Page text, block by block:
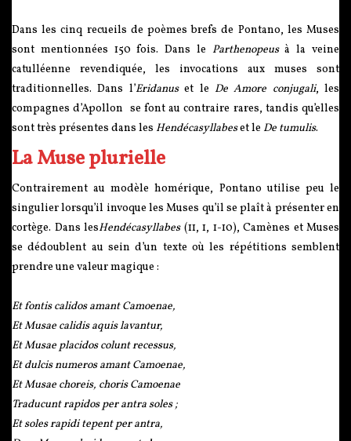
Dans les cinq recueils de poèmes brefs de Pontano, les Muses
sont mentionnées 150 fois. Dans le Parthenopeusà la veine
catulléenne revendiquée, les invocations aux muses sont
traditionnelles. Dans l’Eridanuset le De Amore conjugali, les
compagnes d’Apollon se font au contraire rares, tandis qu’elles
sont très présentes dans les Hendécasyllabeset le De tumulis.
La Muse plurielle
Contrairement au modèle homérique, Pontano utilise peu le
singulier lorsqu’il invoque les Muses qu’il se plaît à présenter en
cortège. Dans lesHendécasyllabes(11, 1, 1-10), Camènes et Muses
se dédoublent au sein d’un texte où les répétitions semblent
prendre une valeur magique :
Et fontis calidos amant Camoenae,
Et Musae calidis aquis lavantur,
Et Musae placidos colunt recessus,
Et dulcis numeros amant Camoenae,
Et Musae choreis, choris Camoenae
Traducunt rapidos per antra soles ;
Et soles rapidi tepent per antra,